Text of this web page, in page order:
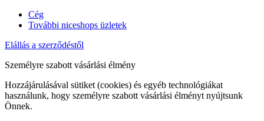
Cég
További niceshops üzletek
Elállás a szerződéstől
Személyre szabott vásárlási élmény
Hozzájárulásával sütiket (cookies) és egyéb technológiákat
használunk, hogy személyre szabott vásárlási élményt nyújtsunk
Önnek.